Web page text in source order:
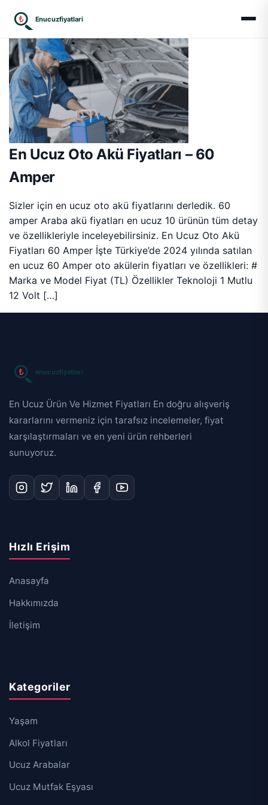
₺ Enucuzfiyatlari
En Ucuz Oto Akü Fiyatları – 60
Amper
Sizler için en ucuz oto akü fiyatlarını derledik. 60
amper Araba akü fiyatları en ucuz 10 ürünün tüm detay
ve özellikleriyle inceleyebilirsiniz. En Ucuz Oto Akü
Fiyatları 60 Amper İşte Türkiye’de 2024 yılında satılan
en ucuz 60 Amper oto akülerin fiyatları ve özellikleri: #
Marka ve Model Fiyat (TL) Özellikler Teknoloji 1 Mutlu
12 Volt […]
En Ucuz Ürün Ve Hizmet Fiyatları En doğru alışveriş
kararlarını vermeniz için tarafsız incelemeler, fiyat
karşılaştırmaları ve en yeni ürün rehberleri
sunuyoruz.
Hızlı Erişim
Anasayfa
Hakkımızda
İletişim
Kategoriler
Yaşam
Alkol Fiyatları
Ucuz Arabalar
Ucuz Mutfak Eşyası